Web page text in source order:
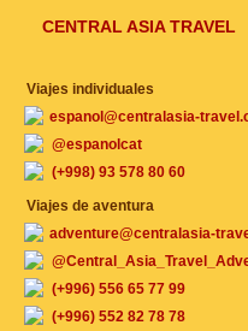
CENTRAL ASIA TRAVEL
Viajes individuales
espanol@centralasia-
@espanolcat
(+998) 93 578 80 60
Viajes de aventura
adventure@centralasia-
(+996) 556 65 77 99
(+996) 552 82 78 78